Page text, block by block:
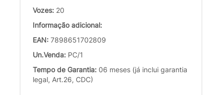
Vozes: 20
Informação adicional:
EAN: 7898651702809
Un.Venda: PC/1
Tempo de Garantia: 06 meses (já inclui garantia
legal, Art.26, CDC)